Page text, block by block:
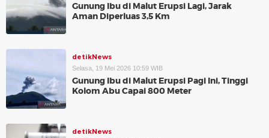
Gunung Ibu di Malut Erupsi Lagi, Jarak
Aman Diperluas 3,5 Km
detikNews
Selasa, 19 Mei 2026 10:59 WIB
Gunung Ibu di Malut Erupsi Pagi Ini, Tinggi
Kolom Abu Capai 800 Meter
detikNews